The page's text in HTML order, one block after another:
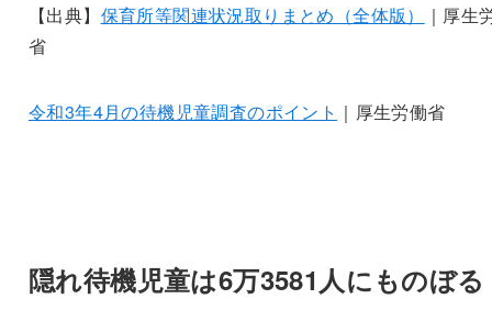
【出典】 保育所等関連状況取りまとめ（全体版）
｜厚生
省
令和3年4月の待機児童調査のポイント ｜厚生労働省
隠れ待機児童は6万3581人にものぼる